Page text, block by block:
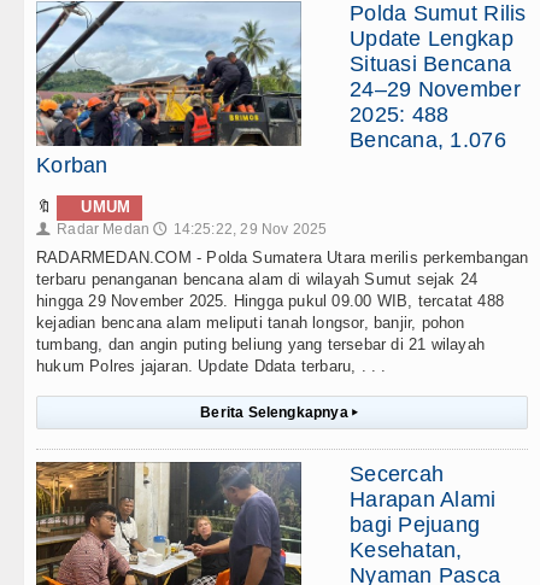
Polda Sumut Rilis
Update Lengkap
Situasi Bencana
24–29 November
2025: 488
Bencana, 1.076
Korban
🔖 UMUM
👤 Radar Medan 🕔 14:25:22, 29 Nov 2025
RADARMEDAN.COM - Polda Sumatera Utara merilis perkembangan
terbaru penanganan bencana alam di wilayah Sumut sejak 24
hingga 29 November 2025. Hingga pukul 09.00 WIB, tercatat 488
kejadian bencana alam meliputi tanah longsor, banjir, pohon
tumbang, dan angin puting beliung yang tersebar di 21 wilayah
hukum Polres jajaran. Update Ddata terbaru, . . .
Berita Selengkapnya ▸
Secercah
Harapan Alami
bagi Pejuang
Kesehatan,
Nyaman Pasca